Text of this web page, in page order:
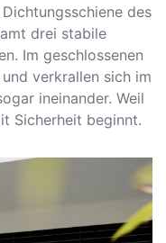
des
drei stabile
Im geschlossenen
verkrallen sich im
ineinander. Weil
Sicherheit beginnt.